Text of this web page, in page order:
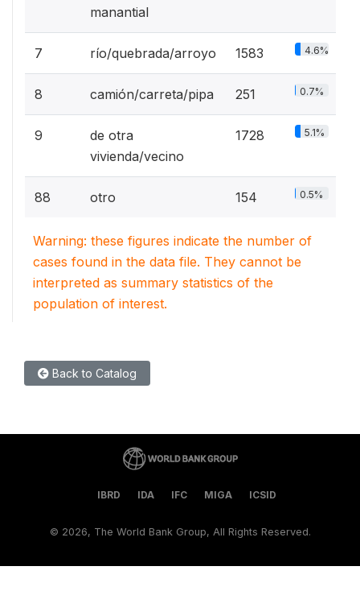
manantial
7 río/quebrada/arroyo 1583 4.6%
8 camión/carreta/pipa 251 0.7%
9
de otra
vivienda/vecino
1728 5.1%
88 otro 154 0.5%
Warning: these figures indicate the number of
cases found in the data file. They cannot be
interpreted as summary statistics of the
population of interest.
Back to Catalog
IBRD IDA IFC MIGA ICSID
© 2026, The World Bank Group, All Rights Reserved.